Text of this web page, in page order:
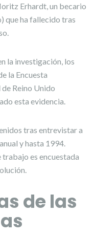
Erhardt, un becario
que ha fallecido tras
la investigación, los
la Encuesta
Reino Unido
esta evidencia.
tras entrevistar a
y hasta 1994.
es encuestada
de las